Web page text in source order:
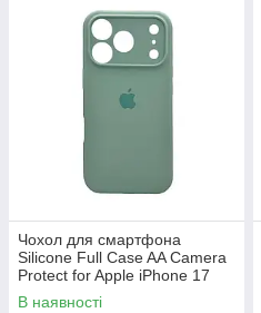
Чохол для смартфона
Silicone Full Case AA Camera
Protect for Apple iPhone 17
Pro Max 48,SKy Blue
В наявності